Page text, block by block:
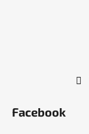
Facebook